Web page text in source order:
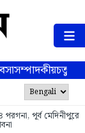
সম্পাদকীয়
পূর্ব মেদিনীপুরে